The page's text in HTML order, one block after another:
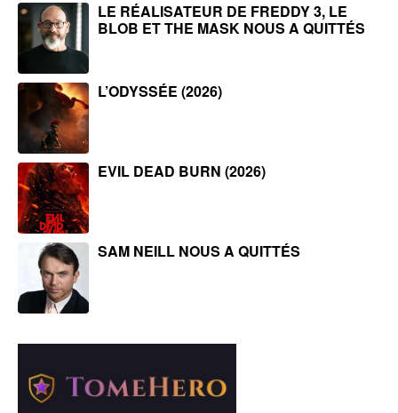
LE RÉALISATEUR DE FREDDY 3, LE
BLOB ET THE MASK NOUS A QUITTÉS
L’ODYSSÉE (2026)
EVIL DEAD BURN (2026)
SAM NEILL NOUS A QUITTÉS